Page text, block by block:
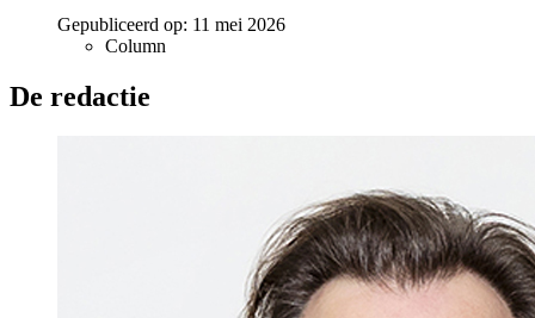
Gepubliceerd op: 11 mei 2026
Column
De redactie